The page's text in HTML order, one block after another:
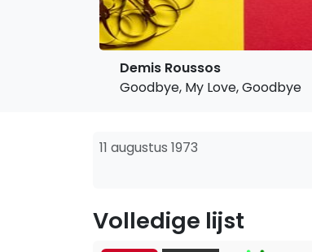
Demis Roussos
Goodbye, My Love, Goodbye
11 augustus 1973
Volledige lijst